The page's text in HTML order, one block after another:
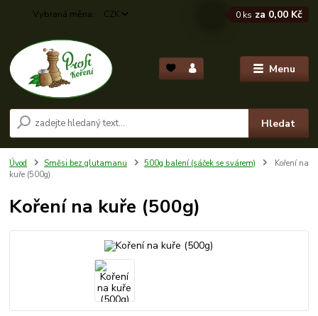
Menu
CZK
Hledat
0 ks za 0,00 Kč
Úvod Směsi bez glutamanu 500g balení (sáček se svárem)
Koření na
kuře (500g)
Koření na kuře (500g)